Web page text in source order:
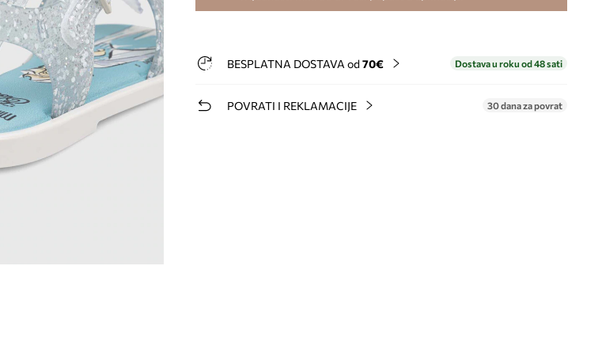
BESPLATNA DOSTAVA od 70€ Dostava u roku od 48 sati
POVRATI I REKLAMACIJE 30 dana za povrat